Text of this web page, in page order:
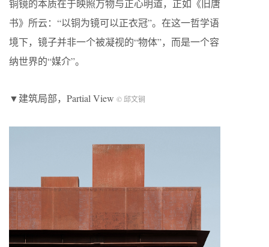
铜镜的本质在于映照万物与正心明道，正如《旧唐
书》所云：“以铜为镜可以正衣冠”。在这一哲学语
境下，镜子并非一个被凝视的“物体”，而是一个容
纳世界的“媒介”。
▼建筑局部，Partial View © 邱文锏